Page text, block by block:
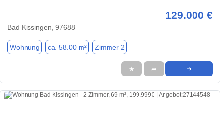
129.000 €
Bad Kissingen, 97688
Wohnung ca. 58,00 m² Zimmer 2
★ ➦ ➜